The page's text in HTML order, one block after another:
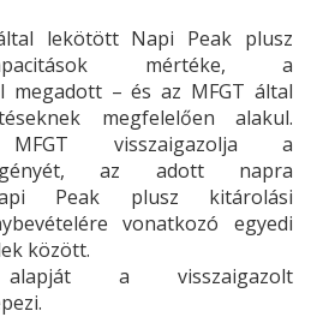
lekötött Napi Peak plusz
mértéke, a
megadott – és az MFGT által
megfelelően alakul.
visszaigazolja a
igényét, az adott napra
Peak plusz kitárolási
vonatkozó egyedi
között.
a visszaigazolt